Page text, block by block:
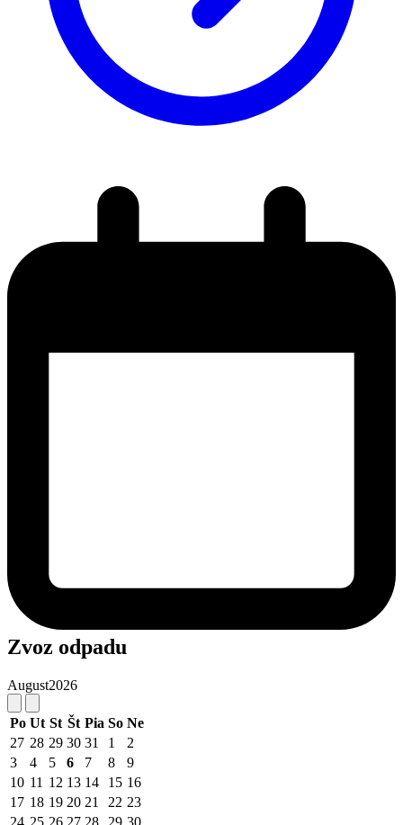
Zvoz odpadu
August2026
Po Ut St Št Pia So Ne
27 28 29 30 31 1
2
3
4 5 6 7 8
9
10 11 12 13 14 15 16
17 18 19 20 21 22 23